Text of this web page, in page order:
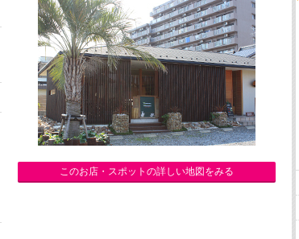
このお店・スポットの詳しい地図をみる